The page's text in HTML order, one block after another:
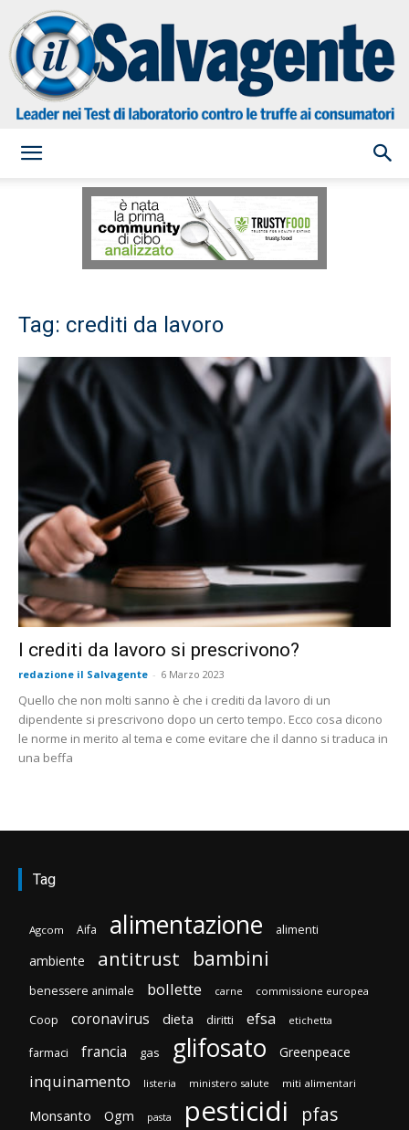
Salvagente
Tag: crediti da lavoro
I crediti da lavoro si prescrivono?
redazione il Salvagente - 6 Marzo 2023
Quello che non molti sanno è che i crediti da lavoro di un
dipendente si prescrivono dopo un certo tempo. Ecco cosa dicono
le norme in merito al tema e come evitare che il danno si traduca in
una beffa
Tag
Agcom Aifa alimentazione alimenti
ambiente antitrust bambini
benessere animale bollette carne commissione europea
Coop coronavirus dieta diritti efsa etichetta
farmaci francia gas glifosato Greenpeace
inquinamento listeria ministero salute miti alimentari
Monsanto Ogm pasta pesticidi pfas